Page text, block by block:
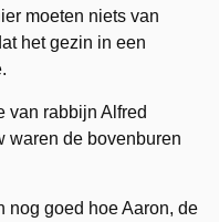
moeten niets van
het gezin in een
van rabbijn Alfred
waren de bovenburen
nog goed hoe Aaron, de